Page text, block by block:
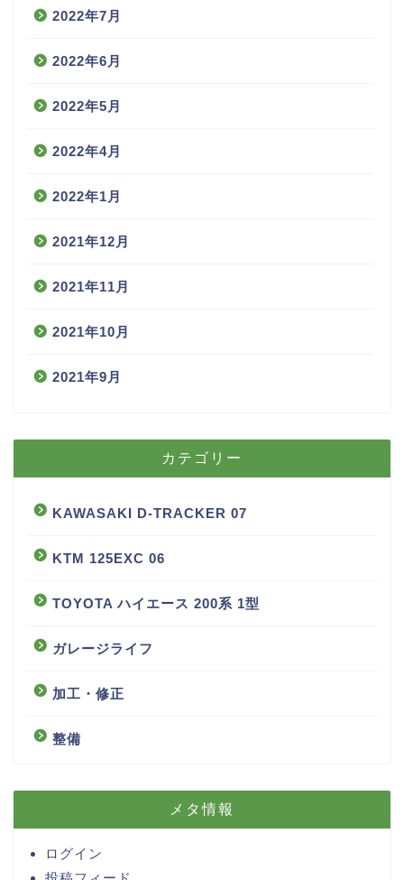
2022年7月
2022年6月
2022年5月
2022年4月
2022年1月
2021年12月
2021年11月
2021年10月
2021年9月
カテゴリー
KAWASAKI D-TRACKER 07
KTM 125EXC 06
TOYOTA ハイエース 200系 1型
ガレージライフ
加工・修正
整備
メタ情報
ログイン